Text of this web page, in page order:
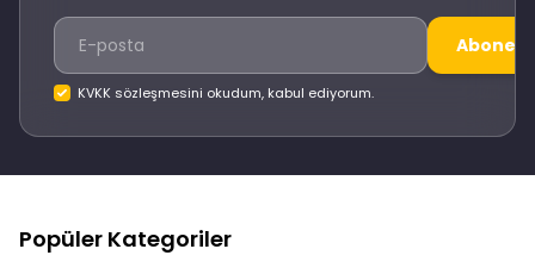
Abone
KVKK sözleşmesini okudum, kabul ediyorum.
Popüler Kategoriler